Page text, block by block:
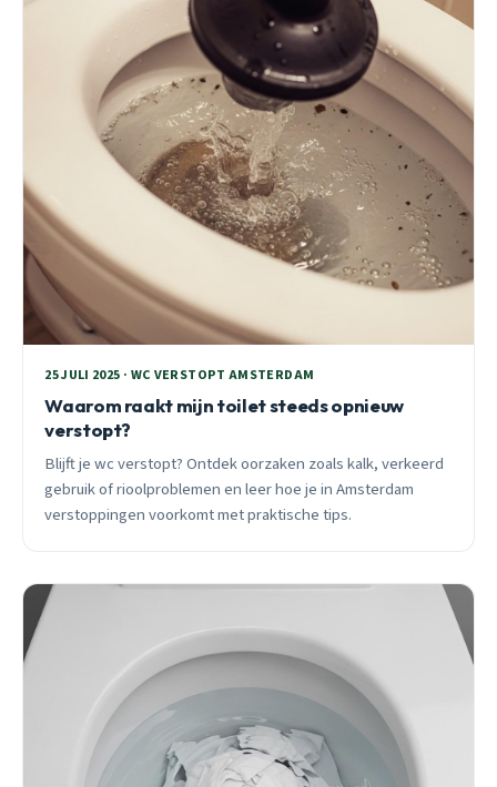
25 JULI 2025 · WC VERSTOPT AMSTERDAM
Waarom raakt mijn toilet steeds opnieuw
verstopt?
Blijft je wc verstopt? Ontdek oorzaken zoals kalk, verkeerd
gebruik of rioolproblemen en leer hoe je in Amsterdam
verstoppingen voorkomt met praktische tips.